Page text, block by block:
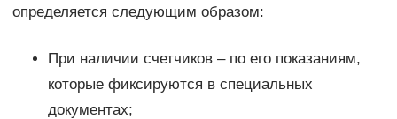
определяется следующим образом:
При наличии счетчиков – по его показаниям,
которые фиксируются в специальных
документах;